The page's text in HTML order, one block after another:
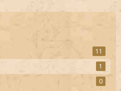
11
1
0